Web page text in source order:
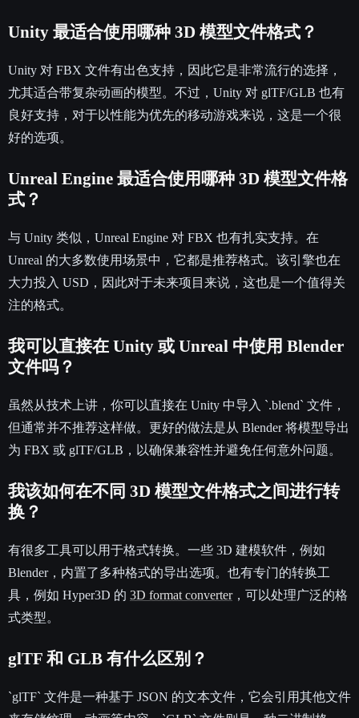
Unity 最适合使用哪种 3D 模型文件格式？
Unity 对 FBX 文件有出色支持，因此它是非常流行的选择，
尤其适合带复杂动画的模型。不过，Unity 对 glTF/GLB 也有
良好支持，对于以性能为优先的移动游戏来说，这是一个很
好的选项。
Unreal Engine 最适合使用哪种 3D 模型文件格
式？
与 Unity 类似，Unreal Engine 对 FBX 也有扎实支持。在
Unreal 的大多数使用场景中，它都是推荐格式。该引擎也在
大力投入 USD，因此对于未来项目来说，这也是一个值得关
注的格式。
我可以直接在 Unity 或 Unreal 中使用 Blender
文件吗？
虽然从技术上讲，你可以直接在 Unity 中导入 `.blend` 文件，
但通常并不推荐这样做。更好的做法是从 Blender 将模型导出
为 FBX 或 glTF/GLB，以确保兼容性并避免任何意外问题。
我该如何在不同 3D 模型文件格式之间进行转
换？
有很多工具可以用于格式转换。一些 3D 建模软件，例如
Blender，内置了多种格式的导出选项。也有专门的转换工
具，例如 Hyper3D 的 3D format converter，可以处理广泛的格
式类型。
glTF 和 GLB 有什么区别？
`glTF` 文件是一种基于 JSON 的文本文件，它会引用其他文件